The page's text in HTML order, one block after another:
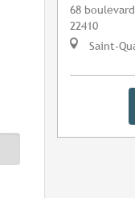
68
22410
Saint-